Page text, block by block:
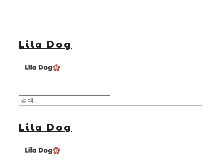
Lila Dog
Lila Dog